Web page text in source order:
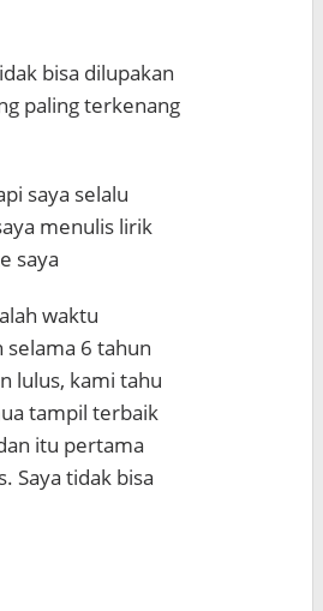
bisa dilupakan
paling terkenang
saya selalu
menulis lirik
saya
waktu
selama 6 tahun
lulus, kami tahu
tampil terbaik
itu pertama
Saya tidak bisa